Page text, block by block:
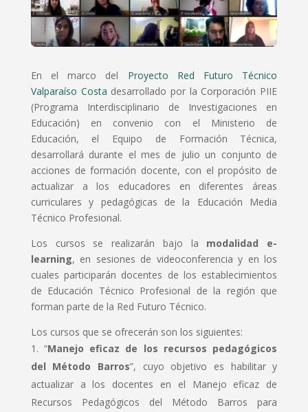
En el marco del Proyecto Red Futuro Técnico
Valparaíso Costa desarrollado por la Corporación PIIE
(Programa Interdisciplinario de Investigaciones en
Educación) en convenio con el Ministerio de
Educación, el Equipo de Formación Técnica,
desarrollará durante el mes de julio un conjunto de
acciones de formación docente, con el propósito de
actualizar a los educadores en diferentes áreas
curriculares y pedagógicas de la Educación Media
Técnico Profesional.
Los cursos se realizarán bajo la modalidad e-
learning, en sesiones de videoconferencia y en los
cuales participarán docentes de los establecimientos
de Educación Técnico Profesional de la región que
forman parte de la Red Futuro Técnico.
Los cursos que se ofrecerán son los siguientes:
“Manejo eficaz de los recursos pedagógicos
del Método Barros”, cuyo objetivo es habilitar y
actualizar a los docentes en el Manejo eficaz de
Recursos Pedagógicos del Método Barros para